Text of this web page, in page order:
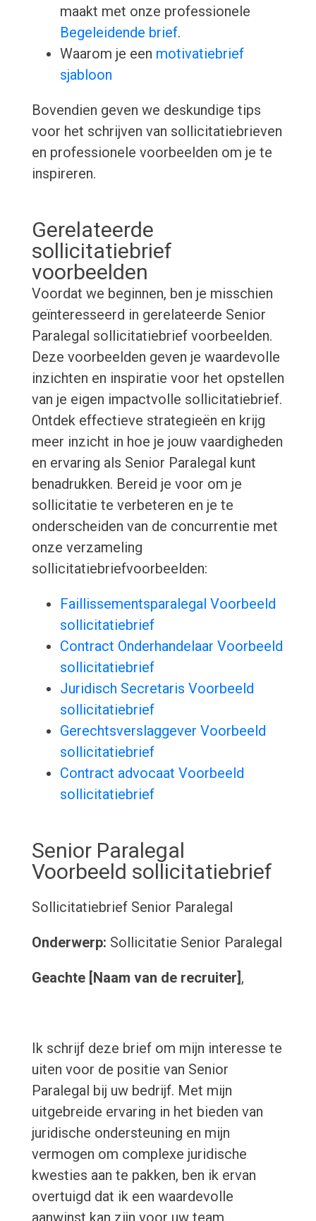
maakt met onze professionele
Begeleidende brief.
Waarom je een motivatiebrief
sjabloon
Bovendien geven we deskundige tips
voor het schrijven van sollicitatiebrieven
en professionele voorbeelden om je te
inspireren.
Gerelateerde
sollicitatiebrief
voorbeelden
Voordat we beginnen, ben je misschien
geïnteresseerd in gerelateerde Senior
Paralegal sollicitatiebrief voorbeelden.
Deze voorbeelden geven je waardevolle
inzichten en inspiratie voor het opstellen
van je eigen impactvolle sollicitatiebrief.
Ontdek effectieve strategieën en krijg
meer inzicht in hoe je jouw vaardigheden
en ervaring als Senior Paralegal kunt
benadrukken. Bereid je voor om je
sollicitatie te verbeteren en je te
onderscheiden van de concurrentie met
onze verzameling
sollicitatiebriefvoorbeelden:
Faillissementsparalegal Voorbeeld
sollicitatiebrief
Contract Onderhandelaar Voorbeeld
sollicitatiebrief
Juridisch Secretaris Voorbeeld
sollicitatiebrief
Gerechtsverslaggever Voorbeeld
sollicitatiebrief
Contract advocaat Voorbeeld
sollicitatiebrief
Senior Paralegal
Voorbeeld sollicitatiebrief
Sollicitatiebrief Senior Paralegal
Onderwerp: Sollicitatie Senior Paralegal
Geachte [Naam van de recruiter] ,
Ik schrijf deze brief om mijn interesse te
uiten voor de positie van Senior
Paralegal bij uw bedrijf. Met mijn
uitgebreide ervaring in het bieden van
juridische ondersteuning en mijn
vermogen om complexe juridische
kwesties aan te pakken, ben ik ervan
overtuigd dat ik een waardevolle
aanwinst kan zijn voor uw team.